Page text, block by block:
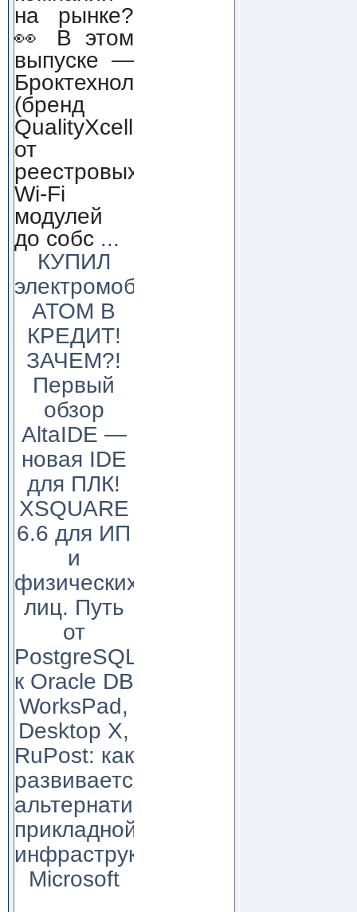
на рынке?
👀 В этом
выпуске —
Броктехнолоджи
(бренд
QualityXcellence):
от
реестровых
Wi-Fi
модулей
до собс ...
КУПИЛ
электромобиль
АТОМ В
КРЕДИТ!
ЗАЧЕМ?!
Первый
обзор
AltaIDE —
новая IDE
для ПЛК!
XSQUARE
6.6 для ИП
и
физических
лиц. Путь
от
PostgreSQL
к Oracle DB
WorksPad,
Desktop X,
RuPost: как
развивается
альтернатива
прикладной
инфраструктуре
Microsoft